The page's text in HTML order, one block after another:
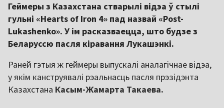
Геймеры з Казахстана стварылі відэа ў стылі
гульні «Hearts of Iron 4» пад назвай «Post-
Lukashenko». У ім расказваецца, што будзе з
Беларуссю пасля кіравання Лукашэнкі.
Раней гэтыя ж геймеры выпускалі аналагічнае відэа,
у якім канструявалі рэальнасць пасля прэзідэнта
Казахстана Касым-Жамарта Такаева.